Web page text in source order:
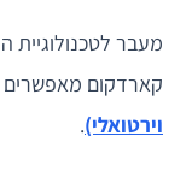
מעבר
קארדקום
וירטואלי).